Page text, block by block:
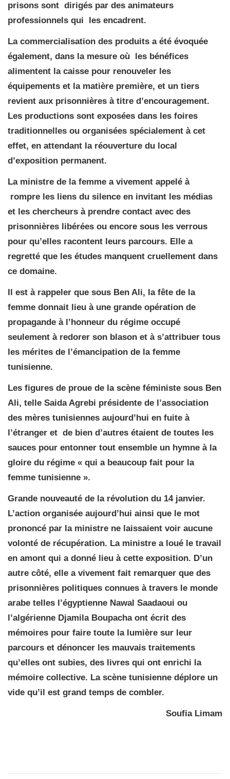
prisons sont dirigés par des animateurs
professionnels qui les encadrent.
La commercialisation des produits a été évoquée
également, dans la mesure où les bénéfices
alimentent la caisse pour renouveler les
équipements et la matière première, et un tiers
revient aux prisonnières à titre d’encouragement.
Les productions sont exposées dans les foires
traditionnelles ou organisées spécialement à cet
effet, en attendant la réouverture du local
d’exposition permanent.
La ministre de la femme a vivement appelé à
rompre les liens du silence en invitant les médias
et les chercheurs à prendre contact avec des
prisonnières libérées ou encore sous les verrous
pour qu’elles racontent leurs parcours. Elle a
regretté que les études manquent cruellement dans
ce domaine.
Il est à rappeler que sous Ben Ali, la fête de la
femme donnait lieu à une grande opération de
propagande à l’honneur du régime occupé
seulement à redorer son blason et à s’attribuer tous
les mérites de l’émancipation de la femme
tunisienne.
Les figures de proue de la scène féministe sous Ben
Ali, telle Saida Agrebi présidente de l’association
des mères tunisiennes aujourd’hui en fuite à
l’étranger et de bien d’autres étaient de toutes les
sauces pour entonner tout ensemble un hymne à la
gloire du régime « qui a beaucoup fait pour la
femme tunisienne ».
Grande nouveauté de la révolution du 14 janvier.
L’action organisée aujourd’hui ainsi que le mot
prononcé par la ministre ne laissaient voir aucune
volonté de récupération. La ministre a loué le travail
en amont qui a donné lieu à cette exposition. D’un
autre côté, elle a vivement fait remarquer que des
prisonnières politiques connues à travers le monde
arabe telles l’égyptienne Nawal Saadaoui ou
l’algérienne Djamila Boupacha ont écrit des
mémoires pour faire toute la lumière sur leur
parcours et dénoncer les mauvais traitements
qu’elles ont subies, des livres qui ont enrichi la
mémoire collective. La scène tunisienne déplore un
vide qu’il est grand temps de combler.
Soufia Limam